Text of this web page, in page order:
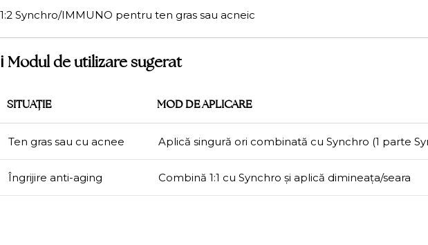
1:2 Synchro/IMMUNO pentru ten gras sau acneic
ℹ️ Modul de utilizare sugerat
SITUAȚIE MOD DE APLICARE
Ten gras sau cu acnee Aplică singură ori combinată cu Synchro (1 parte
Îngrijire anti-aging Combină 1:1 cu Synchro și aplică dimineaţa/seara